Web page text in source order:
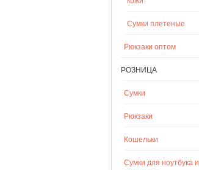
Сумки плетеные
Рюкзаки оптом
РОЗНИЦА
Сумки
Рюкзаки
Кошельки
Сумки для ноутбука и